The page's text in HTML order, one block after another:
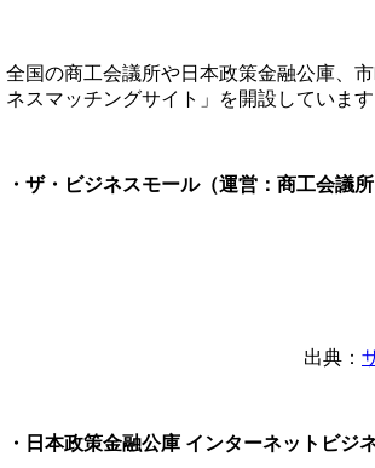
全国の商工会議所や日本政策金融公庫、
ネスマッチングサイト」を開設しています
・ザ・ビジネスモール（運営：商工会議所
出典：
・日本政策金融公庫 インターネットビジ